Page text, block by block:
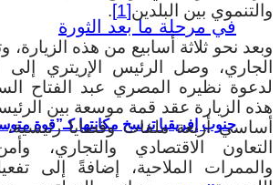
جنوب إفريقيا ترسخ مكانتها كـ”قوة
والتنموي بين البلدين[1]
.
الجاري، وصل الرئيس الإريتري إلى
لدعوة نظيره المصري عبد الفتاح
هذه الزيارة عقد قمة موسعة بين
أساسي أربعة ملفات وقضايا
التعاون الاقتصادي والتجاري،
والممرات الملاحية، إضافةً إلى